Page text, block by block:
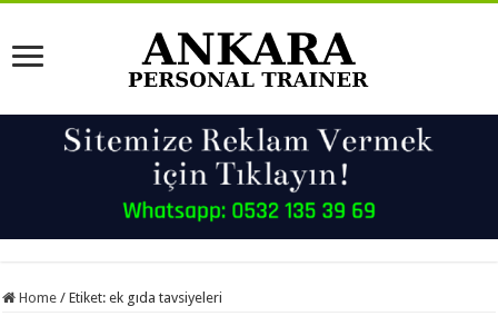
Home / Etiket:ek gıda tavsiyeleri